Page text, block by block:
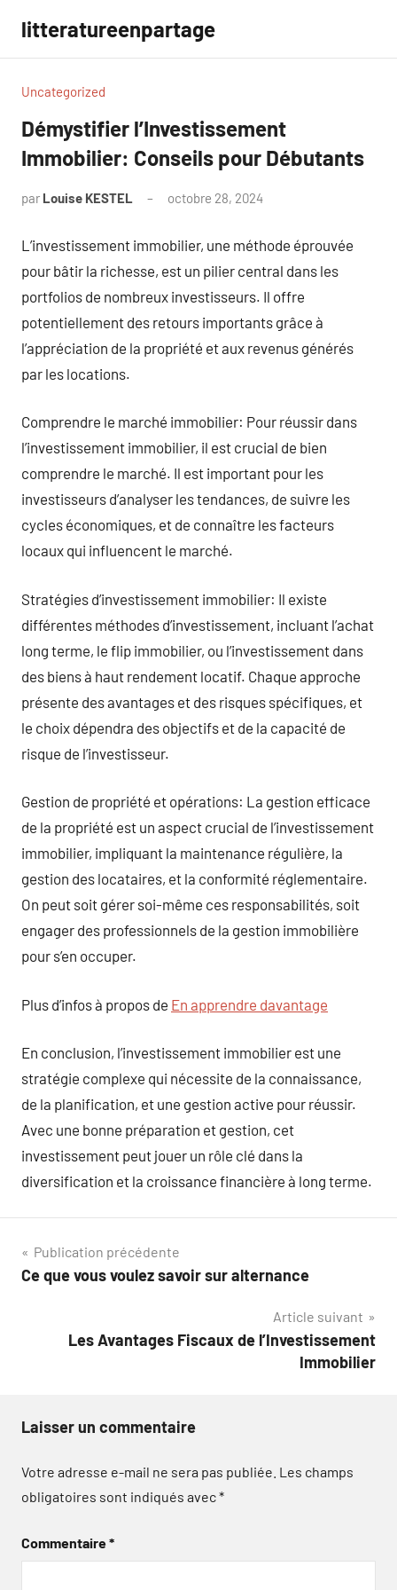
contenu
litteratureenpartage
Uncategorized
Démystifier l’Investissement
Immobilier: Conseils pour Débutants
par Louise KESTEL octobre 28, 2024
L’investissement immobilier, une méthode éprouvée
pour bâtir la richesse, est un pilier central dans les
portfolios de nombreux investisseurs. Il offre
potentiellement des retours importants grâce à
l’appréciation de la propriété et aux revenus générés
par les locations.
Comprendre le marché immobilier: Pour réussir dans
l’investissement immobilier, il est crucial de bien
comprendre le marché. Il est important pour les
investisseurs d’analyser les tendances, de suivre les
cycles économiques, et de connaître les facteurs
locaux qui influencent le marché.
Stratégies d’investissement immobilier: Il existe
différentes méthodes d’investissement, incluant l’achat
long terme, le flip immobilier, ou l’investissement dans
des biens à haut rendement locatif. Chaque approche
présente des avantages et des risques spécifiques, et
le choix dépendra des objectifs et de la capacité de
risque de l’investisseur.
Gestion de propriété et opérations: La gestion efficace
de la propriété est un aspect crucial de l’investissement
immobilier, impliquant la maintenance régulière, la
gestion des locataires, et la conformité réglementaire.
On peut soit gérer soi-même ces responsabilités, soit
engager des professionnels de la gestion immobilière
pour s’en occuper.
Plus d’infos à propos de En apprendre davantage
En conclusion, l’investissement immobilier est une
stratégie complexe qui nécessite de la connaissance,
de la planification, et une gestion active pour réussir.
Avec une bonne préparation et gestion, cet
investissement peut jouer un rôle clé dans la
diversification et la croissance financière à long terme.
Navigation
de
Publication précédente
Ce que vous voulez savoir sur alternance
Article suivant
Les Avantages Fiscaux de l’Investissement
Immobilier
Laisser un commentaire
Votre adresse e-mail ne sera pas publiée. Les champs
obligatoires sont indiqués avec*
Commentaire*